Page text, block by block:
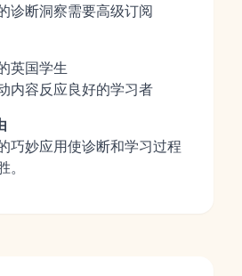
诊断洞察需要高级订阅
英国学生
内容反应良好的学习者
巧妙应用使诊断和学习过程